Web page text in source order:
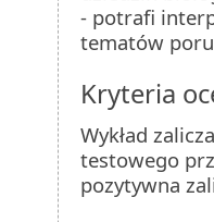
- potrafi
tematów
Kryteria
Wykład
testowego
pozytywna